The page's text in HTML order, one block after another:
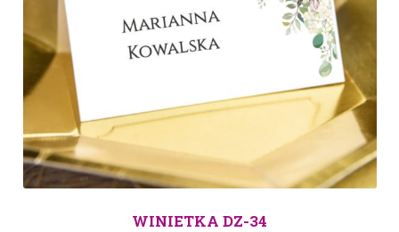
WINIETKA DZ-34